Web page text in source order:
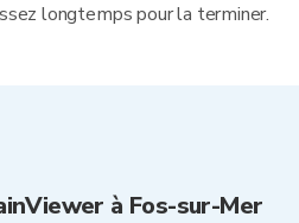
longtemps pour la terminer.
à Fos-sur-Mer